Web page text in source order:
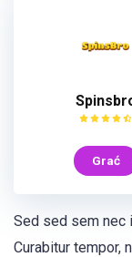
Grać
Sed sed sem nec
Curabitur tempor,